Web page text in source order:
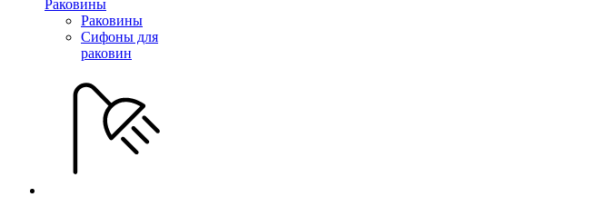
Раковины
Раковины
Сифоны для
раковин